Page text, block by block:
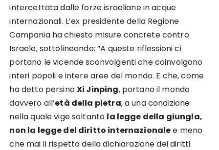
intercettata dalle forze israeliane in acque
internazionali. L’ex presidente della Regione
Campania ha chiesto misure concrete contro
Israele, sottolineando: “A queste riflessioni ci
portano le vicende sconvolgenti che coinvolgono
interi popoli e intere aree del mondo. E che, come
ha detto persinoXi Jinping, portano il mondo
davvero all’età della pietra, a una condizione
nella quale vige soltanto la legge della giungla,
non la legge del diritto internazionalee meno
che mai il rispetto della dichiarazione dei diritti